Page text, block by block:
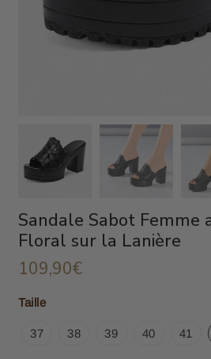
Sandale Sabot Femme
Floral sur la Lanière
109,90€
price
Taille
37 38 39 40 41